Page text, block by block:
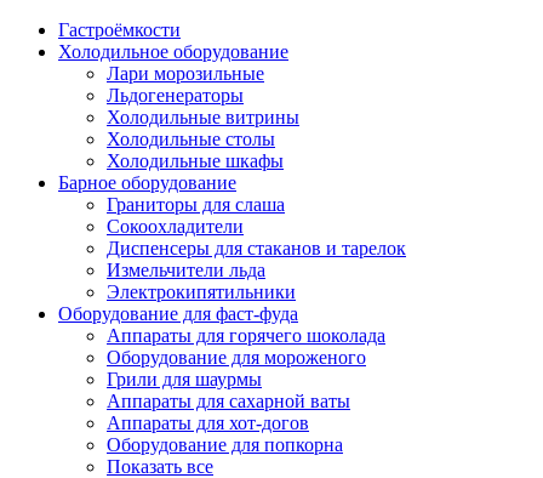
Гастроёмкости
Холодильное оборудование
Лари морозильные
Льдогенераторы
Холодильные витрины
Холодильные столы
Холодильные шкафы
Барное оборудование
Граниторы для слаша
Сокоохладители
Диспенсеры для стаканов и тарелок
Измельчители льда
Электрокипятильники
Оборудование для фаст-фуда
Аппараты для горячего шоколада
Оборудование для мороженого
Грили для шаурмы
Аппараты для сахарной ваты
Аппараты для хот-догов
Оборудование для попкорна
Показать все